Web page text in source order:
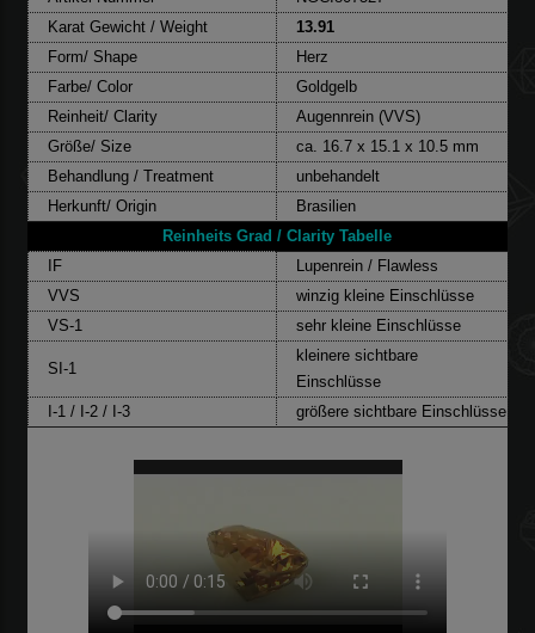
Karat Gewicht / Weight
13.91
Form/ Shape
Herz
Farbe/ Color
Goldgelb
Reinheit/ Clarity
Augennrein (VVS)
Größe/ Size
ca. 16.7 x 15.1 x 10.5 mm
Behandlung / Treatment
unbehandelt
Herkunft/ Origin
Brasilien
Reinheits Grad / Clarity Tabelle
IF
Lupenrein / Flawless
VVS
winzig kleine Einschlüsse
VS-1
sehr kleine Einschlüsse
SI-1
kleinere sichtbare
Einschlüsse
I-1 / I-2 / I-3
größere sichtbare Einschlüsse